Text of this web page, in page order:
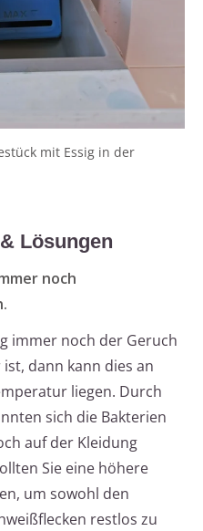
mit Essig in der
Lösungen
noch
immer noch der Geruch
dann kann dies an
liegen. Durch
sich die Bakterien
auf der Kleidung
Sie eine höhere
um sowohl den
restlos zu